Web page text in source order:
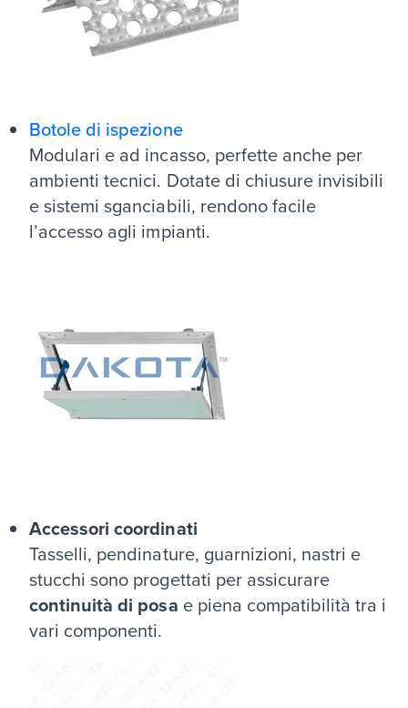
Botole di ispezione
Modulari e ad incasso, perfette anche per
ambienti tecnici. Dotate di chiusure invisibili
e sistemi sganciabili, rendono facile
l’accesso agli impianti.
Accessori coordinati
Tasselli, pendinature, guarnizioni, nastri e
stucchi sono progettati per assicurare
continuità di posa e piena compatibilità tra i
vari componenti.